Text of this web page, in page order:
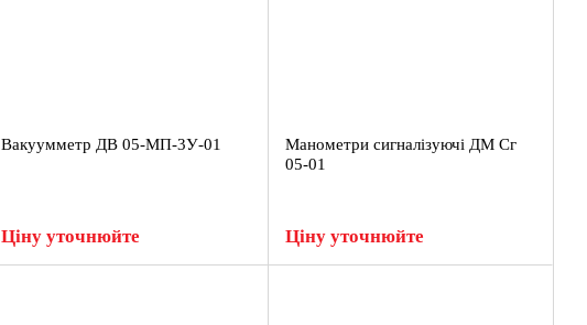
Вакуумметр ДВ 05-МП-3У-01
Ціну уточнюйте
Манометри сигналізуючі ДМ Сг
05-01
Ціну уточнюйте